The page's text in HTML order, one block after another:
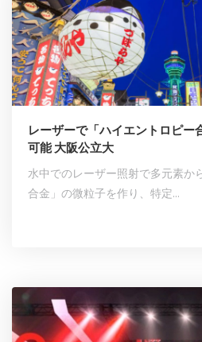
レーザーで「ハイエントロピー
可能 大阪公立大
水中でのレーザー照射で多元素か
合金」の微粒子を作り、特定...